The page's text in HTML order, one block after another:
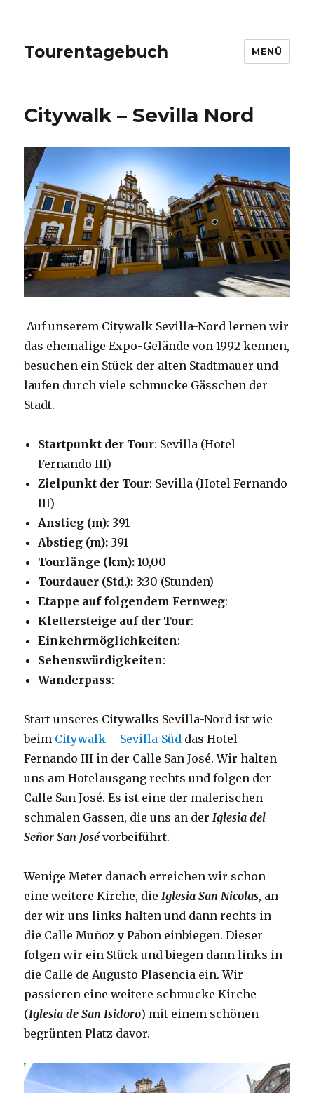
Tourentagebuch MENÜ
Citywalk – Sevilla Nord
Auf unserem Citywalk Sevilla-Nord lernen wir
das ehemalige Expo-Gelände von 1992 kennen,
besuchen ein Stück der alten Stadtmauer und
laufen durch viele schmucke Gässchen der
Stadt.
Startpunkt der Tour: Sevilla (Hotel
Fernando III)
Zielpunkt der Tour: Sevilla (Hotel Fernando
III)
Anstieg (m): 391
Abstieg (m): 391
Tourlänge (km):10,00
Tourdauer (Std.): 3:30 (Stunden)
Etappe auf folgendem Fernweg:
Klettersteige auf der Tour:
Einkehrmöglichkeiten:
Sehenswürdigkeiten:
Wanderpass:
Start unseres Citywalks Sevilla-Nord ist wie
beim Citywalk – Sevilla-Süd das Hotel
Fernando III in der Calle San José. Wir halten
uns am Hotelausgang rechts und folgen der
Calle San José. Es ist eine der malerischen
schmalen Gassen, die uns an derIglesia del
Señor San Josévorbeiführt.
Wenige Meter danach erreichen wir schon
eine weitere Kirche, dieIglesia San Nicolas, an
der wir uns links halten und dann rechts in
die Calle Muñoz y Pabon einbiegen. Dieser
folgen wir ein Stück und biegen dann links in
die Calle de Augusto Plasencia ein. Wir
passieren eine weitere schmucke Kirche
(Iglesia de San Isidoro) mit einem schönen
begrünten Platz davor.